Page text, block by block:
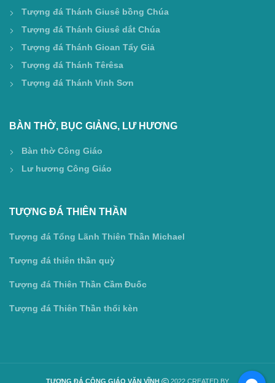
Tượng đá Thánh Giusê bồng Chúa
Tượng đá Thánh Giusê dắt Chúa
Tượng đá Thánh Gioan Tẩy Giả
Tượng đá Thánh Têrêsa
Tượng đá Thánh Vinh Sơn
BÀN THỜ, BỤC GIẢNG, LƯ HƯƠNG
Bàn thờ Công Giáo
Lư hương Công Giáo
TƯỢNG ĐÁ THIÊN THẦN
Tượng đá Tổng Lãnh Thiên Thần Michael
Tượng đá thiên thần quỳ
Tượng đá Thiên Thần Cầm Đuốc
Tượng đá Thiên Thần thổi kèn
TƯỢNG ĐÁ CÔNG GIÁO VĂN VĨNH 2022 CREATED BY